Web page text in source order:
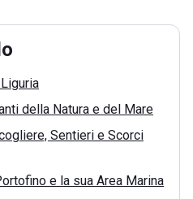
della Natura e del Mare
Sentieri e Scorci
e la sua Area Marina